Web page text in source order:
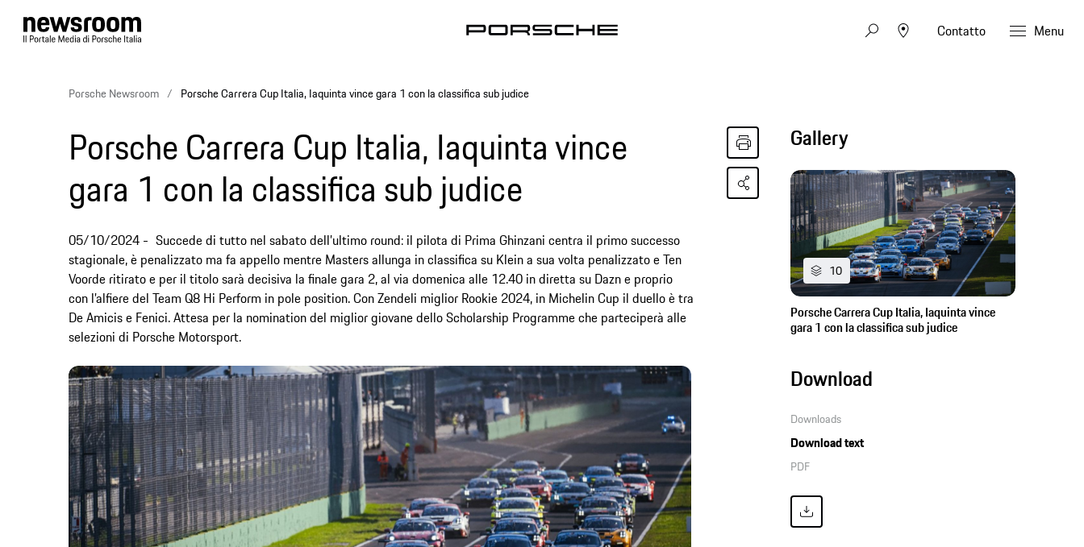
Contatto Menu
Porsche Newsroom Porsche Carrera Cup Italia, Iaquinta vince gara 1 con la classifica sub judice
Porsche Carrera Cup Italia, Iaquinta vince
gara 1 con la classifica sub judice
05/10/2024
Succede di tutto nel sabato dell’ultimo round: il pilota di Prima Ghinzani centra il primo successo
stagionale, è penalizzato ma fa appello mentre Masters allunga in classifica su Klein a sua volta penalizzato e Ten
Voorde ritirato e per il titolo sarà decisiva la finale gara 2, al via domenica alle 12.40 in diretta su Dazn e proprio
con l’alfiere del Team Q8 Hi Perform in pole position. Con Zendeli miglior Rookie 2024, in Michelin Cup il duello è tra
De Amicis e Fenici. Attesa per la nomination del miglior giovane dello Scholarship Programme che parteciperà alle
selezioni di Porsche Motorsport.
Gallery
10
Porsche Carrera Cup Italia, Iaquinta vince
gara 1 con la classifica sub judice
Download
Downloads
Download text
PDF